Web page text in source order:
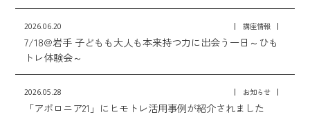
2026.06.20 講座情報
7/18@岩手 子どもも大人も本来持つ力に出会う一日～ひも
トレ体験会～
2026.05.28 お知らせ
「アポロニア21」にヒモトレ活用事例が紹介されました